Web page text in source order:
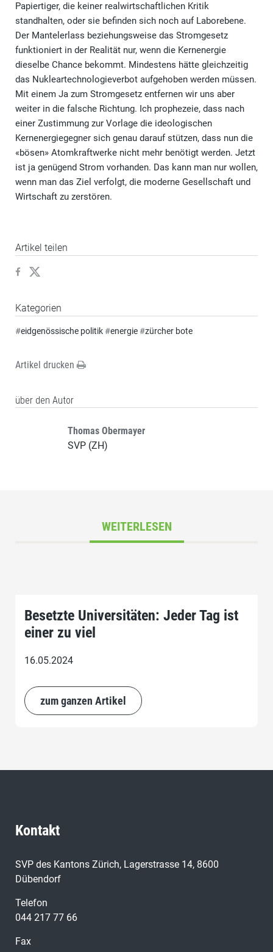
Papiertiger, die keiner realwirtschaftlichen Kritik
standhalten, oder sie befinden sich noch auf Laborebene.
Der Mantelerlass beziehungsweise das Stromgesetz
funktioniert in der Realität nur, wenn die Kernenergie
dieselbe Chance bekommt. Mindestens hätte gleichzeitig
das Nukleartechnologieverbot aufgehoben werden müssen.
Mit einem Ja zum Stromgesetz entfernen wir uns aber
weiter in die falsche Richtung. Ich prophezeie, dass nach
einer Zustimmung zur Vorlage die ideologischen
Kernenergiegegner sich genau darauf stützen, dass nun die
«bösen» Atomkraftwerke nicht mehr benötigt werden. Jetzt
ist ja genügend Strom vorhanden. Das kann man nur wollen,
wenn man das Ziel verfolgt, die moderne Gesellschaft und
Wirtschaft zu zerstören.
Artikel teilen
Kategorien
#eidgenössische politik#energie#zürcher bote
Artikel drucken
über den Autor
Thomas Obermayer
SVP (ZH)
WEITERLESEN
Besetzte Universitäten: Jeder Tag ist
einer zu viel
16.05.2024
zum ganzen Artikel
Kontakt
SVP des Kantons Zürich, Lagerstrasse 14, 8600
Dübendorf
Telefon
044 217 77 66
Fax